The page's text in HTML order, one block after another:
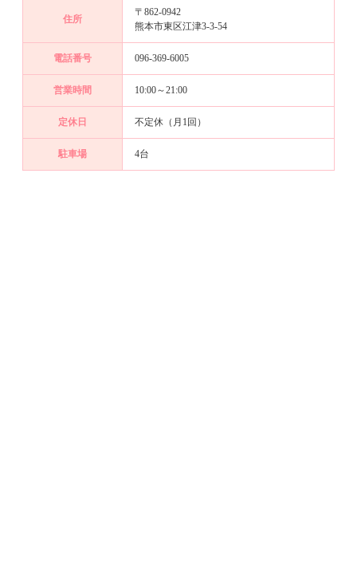
住所
〒862-0942
熊本市東区江津3-3-54
電話番号 096-369-6005
営業時間 10:00～21:00
定休日 不定休（月1回）
駐車場 4台